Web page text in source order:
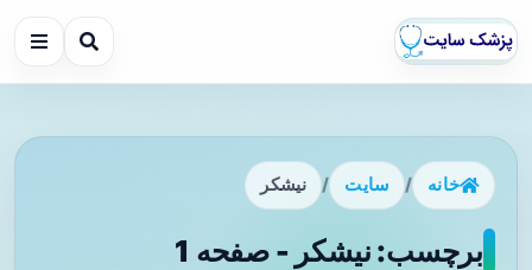
خانه / سایت / نیشکر
برچسب: نیشکر - صفحه 1